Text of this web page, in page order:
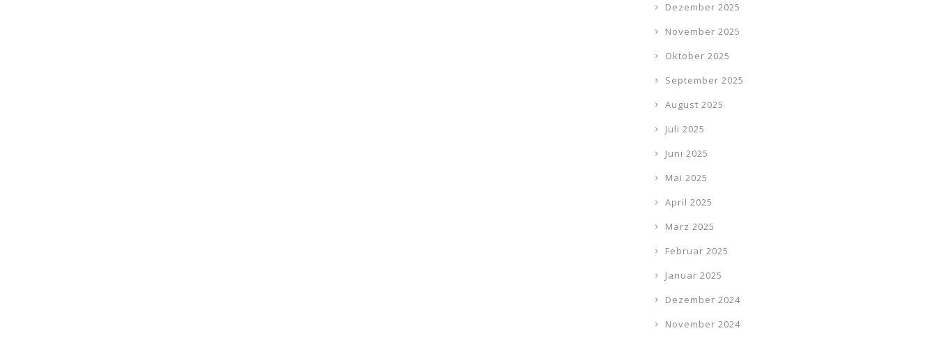
Dezember 2025
November 2025
Oktober 2025
September 2025
August 2025
Juli 2025
Juni 2025
Mai 2025
April 2025
März 2025
Februar 2025
Januar 2025
Dezember 2024
November 2024